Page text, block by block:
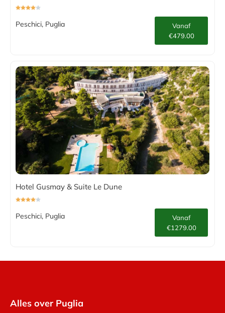
Peschici, Puglia
Vanaf
€479.00
Hotel Gusmay & Suite Le Dune
Peschici, Puglia
Vanaf
€1279.00
Alles over Puglia